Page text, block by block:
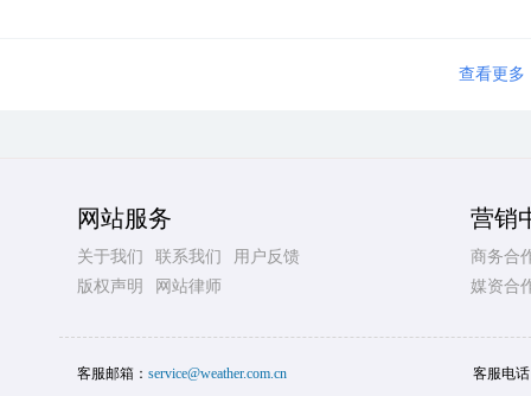
查看更多
网站服务
关于我们 联系我们
用户反馈
版权声明
网站律师
营销
商务合
媒资合
客服邮箱： service@weather.com.cn 客服电